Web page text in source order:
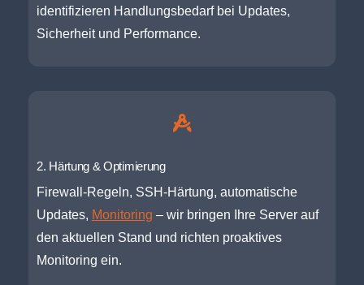
identifizieren Handlungsbedarf bei Updates,
Sicherheit und Performance.
2. Härtung & Optimierung
Firewall-Regeln, SSH-Härtung, automatische
Updates, Monitoring – wir bringen Ihre Server auf
den aktuellen Stand und richten proaktives
Monitoring ein.